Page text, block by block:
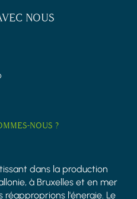
NOUS
NOUS ?
dans la production
à Bruxelles et en mer
réapproprions l'énergie. Le